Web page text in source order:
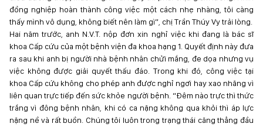
đồng nghiệp hoàn thành công việc một cách nhẹ nhàng, tôi càng
thấy mình vô dụng, không biết nên làm gì”, chị Trần Thúy Vy trải lòng.
Hai năm trước, anh N.V.T. nộp đơn xin nghỉ việc khi đang là bác sĩ
khoa Cấp cứu của một bệnh viện đa khoa hạng 1. Quyết định này đưa
ra sau khi anh bị người nhà bệnh nhân chửi mắng, đe dọa nhưng vụ
việc không được giải quyết thấu đáo. Trong khi đó, công việc tại
khoa Cấp cứu không cho phép anh được nghỉ ngơi hay xao nhãng vì
liên quan trực tiếp đến sức khỏe người bệnh. “Đêm nào trực thì thức
trắng vì đông bệnh nhân, khi có ca nặng không qua khỏi thì áp lực
nặng nề và rất buồn. Chúng tôi luôn trong trạng thái căng thẳng đầu